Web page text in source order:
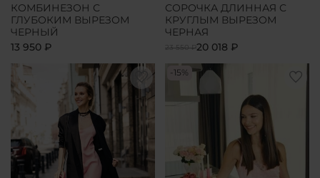
КОМБИНЕЗОН С
ГЛУБОКИМ ВЫРЕЗОМ
ЧЕРНЫЙ
13 950 ₽
СОРОЧКА ДЛИННАЯ С
КРУГЛЫМ ВЫРЕЗОМ
ЧЕРНАЯ
23 550 ₽20 018 ₽
-15%